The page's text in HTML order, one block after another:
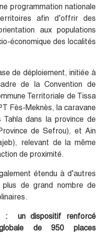
programmation nationale
afin d’offrir des
aux populations
économique des localités
de déploiement, initiée à
de la Convention de
Territoriale de Tissa
Fès-Meknès, la caravane
dans la province de
de Sefrou), et Ain
relevant de la même
de proximité.
étendu à d’autres
de grand nombre de
: un dispositif renforcé
de 950 places